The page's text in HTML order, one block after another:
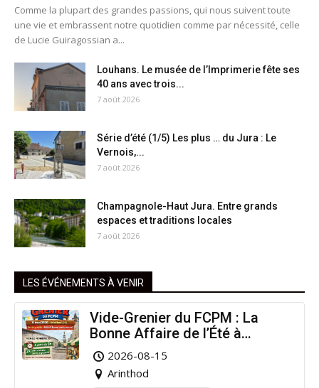
Comme la plupart des grandes passions, qui nous suivent toute
une vie et embrassent notre quotidien comme par nécessité, celle
de Lucie Guiragossian a...
Louhans. Le musée de l’Imprimerie fête ses
40 ans avec trois...
7 août 2026
Série d’été (1/5) Les plus … du Jura : Le
Vernois,...
7 août 2026
Champagnole-Haut Jura. Entre grands
espaces et traditions locales
7 août 2026
LES ÉVÉNEMENTS À VENIR
Vide-Grenier du FCPM : La
Bonne Affaire de l’Été à
Arinthod !
2026-08-15
Arinthod